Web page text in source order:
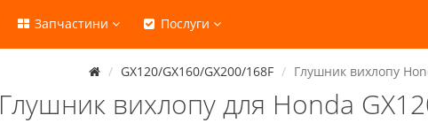
Запчастини Послуги
GX120/GX160/GX200/168F Глушник вихлопу
Глушник вихлопу для Honda